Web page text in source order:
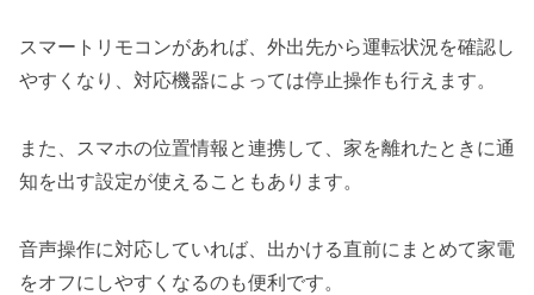
スマートリモコンがあれば、外出先から運転状況を確認し
やすくなり、対応機器によっては停止操作も行えます。
また、スマホの位置情報と連携して、家を離れたときに通
知を出す設定が使えることもあります。
音声操作に対応していれば、出かける直前にまとめて家電
をオフにしやすくなるのも便利です。